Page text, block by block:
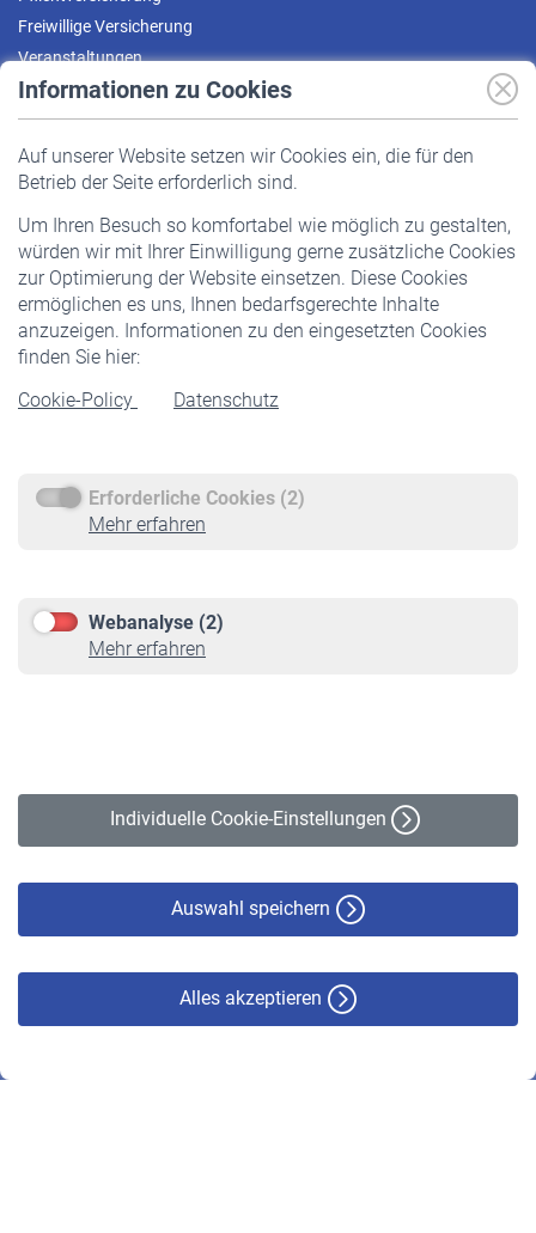
Informationen zu Cookies
Auf unserer Website setzen wir Cookies ein, die für den
Betrieb der Seite erforderlich sind.
Um Ihren Besuch so komfortabel wie möglich zu gestalten,
würden wir mit Ihrer Einwilligung gerne zusätzliche Cookies
zur Optimierung der Website einsetzen. Diese Cookies
ermöglichen es uns, Ihnen bedarfsgerechte Inhalte
anzuzeigen. Informationen zu den eingesetzten Cookies
finden Sie hier:
Cookie-Policy
Datenschutz
Erforderliche Cookies (2)
Mehr erfahren
Webanalyse (2)
Mehr erfahren
Individuelle Cookie-Einstellungen
Auswahl speichern
Alles akzeptieren
Freiwillige Versicherung
Veranstaltungen
Pflichtversicherung
Staatliche Förderung
Veranstaltungen
Rentner
Rentenbeginn
Rente beantragen
Service
Informationen
Online-Rechner
VBLnewsletter
Erklärung zur Barrierefreiheit
© VBL 2026